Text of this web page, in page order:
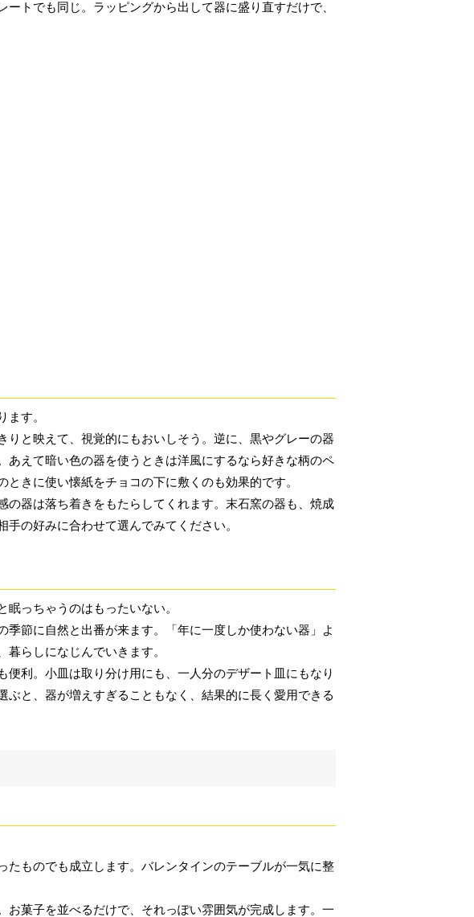
トでも同じ。ラッピングから出して器に盛り直すだけで、
ます。
と映えて、視覚的にもおいしそう。逆に、黒やグレーの器
あえて暗い色の器を使うときは洋風にするなら好きな柄のペ
きに使い懐紙をチョコの下に敷くのも効果的です。
の器は落ち着きをもたらしてくれます。末石窯の器も、焼成
の好みに合わせて選んでみてください。
っちゃうのはもったいない。
節に自然と出番が来ます。「年に一度しか使わない器」よ
らしになじんでいきます。
利。小皿は取り分け用にも、一人分のデザート皿にもなり
ぶと、器が増えすぎることもなく、結果的に長く愛用できる
ものでも成立します。バレンタインのテーブルが一気に整
菓子を並べるだけで、それっぽい雰囲気が完成します。一